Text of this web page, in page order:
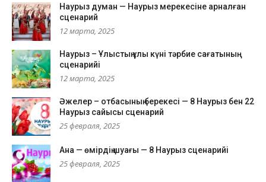
Наурыз думан — Наурыз мерекесіне арналған
сценарий
12 марта, 2025
Наурыз – Ұлыстың ұлы күні тәрбие сағатының
сценарийі
12 марта, 2025
Әжелер – отбасының берекесі — 8 Наурыз бен 22
Наурыз сайысы сценарий
25 февраля, 2025
Ана — өмірдің шуағы — 8 Наурыз сценарийі
25 февраля, 2025